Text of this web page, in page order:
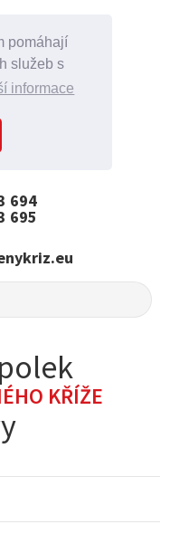
pomáhají
služeb s
informace
694
695
KŘÍŽE